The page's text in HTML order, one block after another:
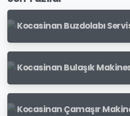
Kocasinan Buzdolabı
Kocasinan Bulaşık
Kocasinan Çamaşır